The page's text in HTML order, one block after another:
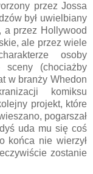
przez Jossa
był uwielbiany
a przez Hollywood
ale przez wiele
osoby
sceny (chociażby
w branży Whedon
komiksu
projekt, które
pogarszał
uda mu się coś
końca nie wierzył
zostanie